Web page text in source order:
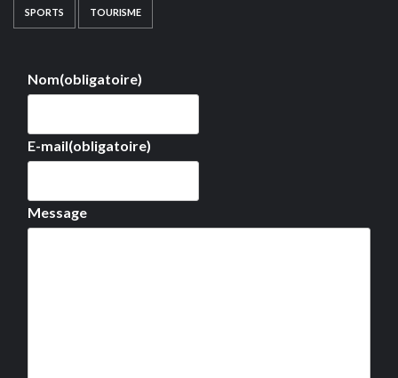
SPORTS TOURISME
Nom(obligatoire)
E-mail(obligatoire)
Message